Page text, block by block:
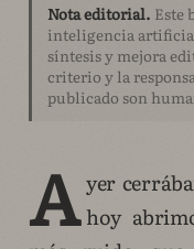
Nota editorial. Este
inteligencia
síntesis y mejora
criterio y la
publicado son
A yer
hoy